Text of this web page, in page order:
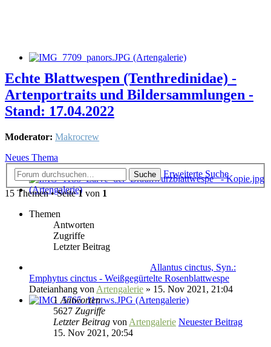
Echte Blattwespen (Tenthredinidae) -
Artenportraits und Bildersammlungen -
Stand: 17.04.2022
Moderator: Makrocrew
Neues Thema
Suche
Erweiterte Suche
15 Themen • Seite1 von 1
Themen
Antworten
Zugriffe
Letzter Beitrag
Allantus cinctus, Syn.:
Emphytus cinctus - Weißgegürtelte Rosenblattwespe
Dateianhang von Artengalerie » 15. Nov 2021, 21:04
1 Antworten
5627 Zugriffe
Letzter Beitrag von Artengalerie Neuester Beitrag
15. Nov 2021, 20:54